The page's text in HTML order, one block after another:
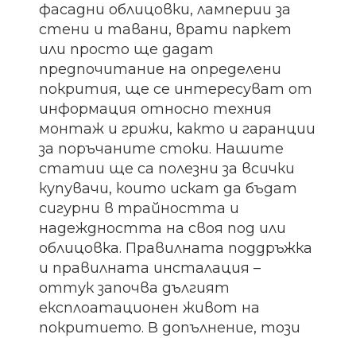
фасадни облицовки, ламперии за
стени и тавани, врати паркет
или просто ще дадат
предпочитание на определени
покрития, ще се интересуват от
информация относно техния
монтаж и грижи, както и гаранции
за поръчаните стоки. Нашите
статии ще са полезни за всички
купувачи, които искат да бъдат
сигурни в трайността и
надеждността на своя под или
облицовка. Правилната поддръжка
и правилната инсталация –
оттук започва дългият
експлоатационен живот на
покритието. В допълнение, този